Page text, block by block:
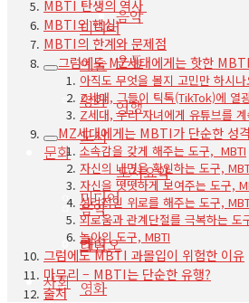
음악
운동
여행
문화
미디어
예술
영화
미디어
예술
영화
도서
도서요약
음악
라디오
사회
MBTI 탄생의 역사
MBTI의 핵심
MBTI의 한계와 문제점
그럼에도 MZ세대에게는 핫한 MBTI
아직도 무엇을 볼지 고민만 하시
Z세대, 그들이 틱톡(TikTok)에 열
Z세대, 우리 자녀에게 유튜브를
MZ세대에게는 MBTI가 단순한 성
소속감을 갖게 해주는 도구, MBTI
자신의 내면을 확인하는 도구,
자신을 떳떳하게 보여주는 도구,
심리적인 위로를 해주는 도구,
외로움과 관계단절를 극복하는 도
놀이의 도구, MBTI
그럼에도 MBTI 과몰입이 위험한 이유
마무리 – MBTI는 단순한 유행?
출처